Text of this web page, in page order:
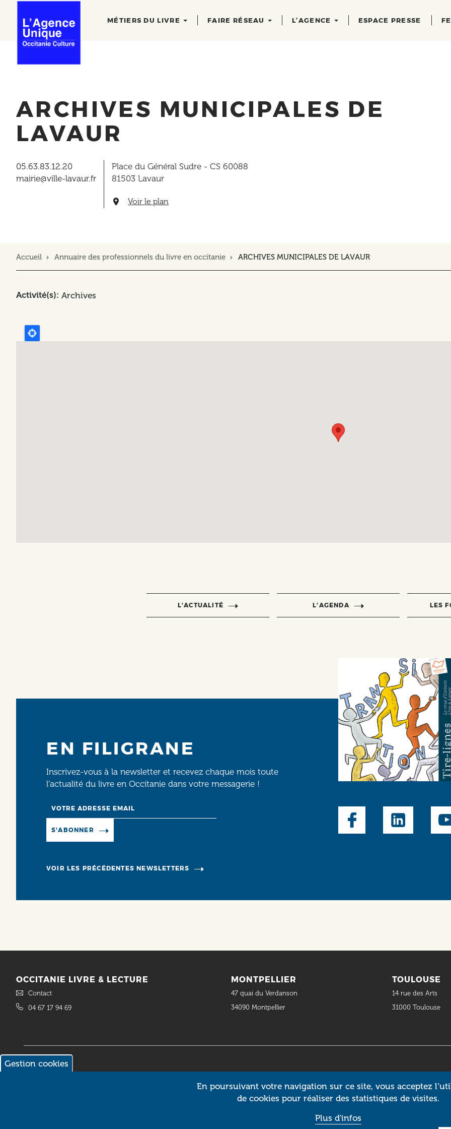
contenu
principal
navigation
MÉTIERS DU LIVRE FAIRE RÉSEAU L’AGENCE ESPACE PRESSE
ARCHIVES MUNICIPALES DE
LAVAUR
05.63.83.12.20
mairie@ville-lavaur.fr
Place du Général Sudre - CS 60088
81503 Lavaur
Voir le plan
Accueil Annuaire des professionnels du livre en occitanie ARCHIVES MUNICIPALES DE LAVAUR
Activité(s) Archives
L’ACTUALITÉ L’AGENDA LES
EN FILIGRANE
Inscrivez-vous à la newsletter et recevez chaque mois toute
l’actualité du livre en Occitanie dans votre messagerie !
S'ABONNER
VOIR LES PRÉCÉDENTES NEWSLETTERS
Social
OCCITANIE LIVRE & LECTURE
Contact
04 67 17 94 69
MONTPELLIER
47 quai du Verdanson
34090 Montpellier
TOULOUSE
14 rue des Arts
31000 Toulouse
Intuitiv Interactive
Gestion cookies
En poursuivant votre navigation sur ce site, vous acceptez
de cookies pour réaliser des statistiques de visites.
Plus d'infos